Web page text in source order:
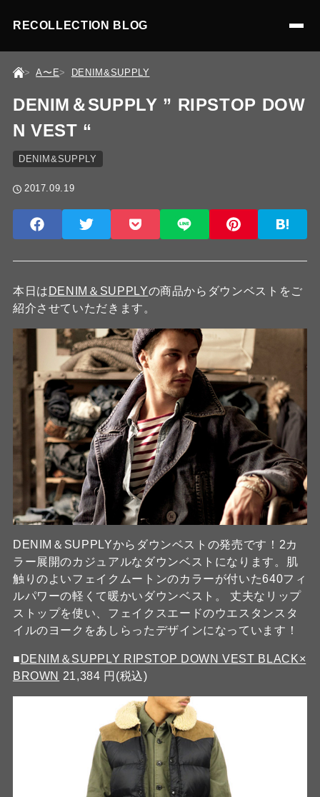
RECOLLECTION BLOG
A〜E DENIM&SUPPLY
DENIM＆SUPPLY ” RIPSTOP DOW
N VEST “
DENIM&SUPPLY
2017.09.19
本日は DENIM＆SUPPLYの商品からダウンベストをご
紹介させていただきます。
DENIM＆SUPPLYからダウンベストの発売です！2カ
ラー展開のカジュアルなダウンベストになります。肌
触りのよいフェイクムートンのカラーが付いた640フィ
ルパワーの軽くて暖かいダウンベスト。 丈夫なリップ
ストップを使い、フェイクスエードのウエスタンスタ
イルのヨークをあしらったデザインになっています！
■ DENIM＆SUPPLY RIPSTOP DOWN VEST BLACK×
BROWN 21,384 円(税込)